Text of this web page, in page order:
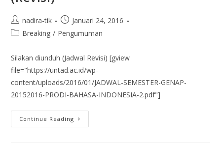
nadira-tik
Januari 24, 2016
Breaking / Pengumuman
Silakan diunduh (Jadwal Revisi) [gview
file="https://untad.ac.id/wp-
content/uploads/2016/01/JADWAL-SEMESTER-GENAP-
20152016-PRODI-BAHASA-INDONESIA-2.pdf"]
Continue Reading